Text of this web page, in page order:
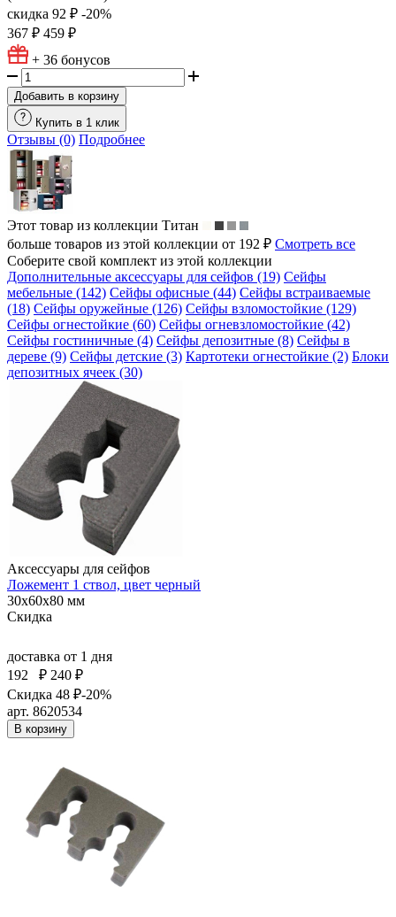
скидка 92 ₽ -20%
367 ₽ 459 ₽
+ 36 бонусов
Добавить в корзину
Купить в 1 клик
Отзывы (0) Подробнее
Этот товар из коллекции Титан
больше товаров из этой коллекции от 192 ₽ Смотреть все
Соберите свой комплект из этой коллекции
Дополнительные аксессуары для сейфов (19) Сейфы
мебельные (142) Сейфы офисные (44) Сейфы встраиваемые
(18) Сейфы оружейные (126) Сейфы взломостойкие (129)
Сейфы огнестойкие (60) Сейфы огневзломостойкие (42)
Сейфы гостиничные (4) Сейфы депозитные (8) Сейфы в
дереве (9) Сейфы детские (3) Картотеки огнестойкие (2) Блоки
депозитных ячеек (30)
Аксессуары для сейфов
Ложемент 1 ствол, цвет черный
30x60x80 мм
Скидка
доставка от 1 дня
192
₽ 240 ₽
Скидка 48 ₽-20%
арт. 8620534
В корзину